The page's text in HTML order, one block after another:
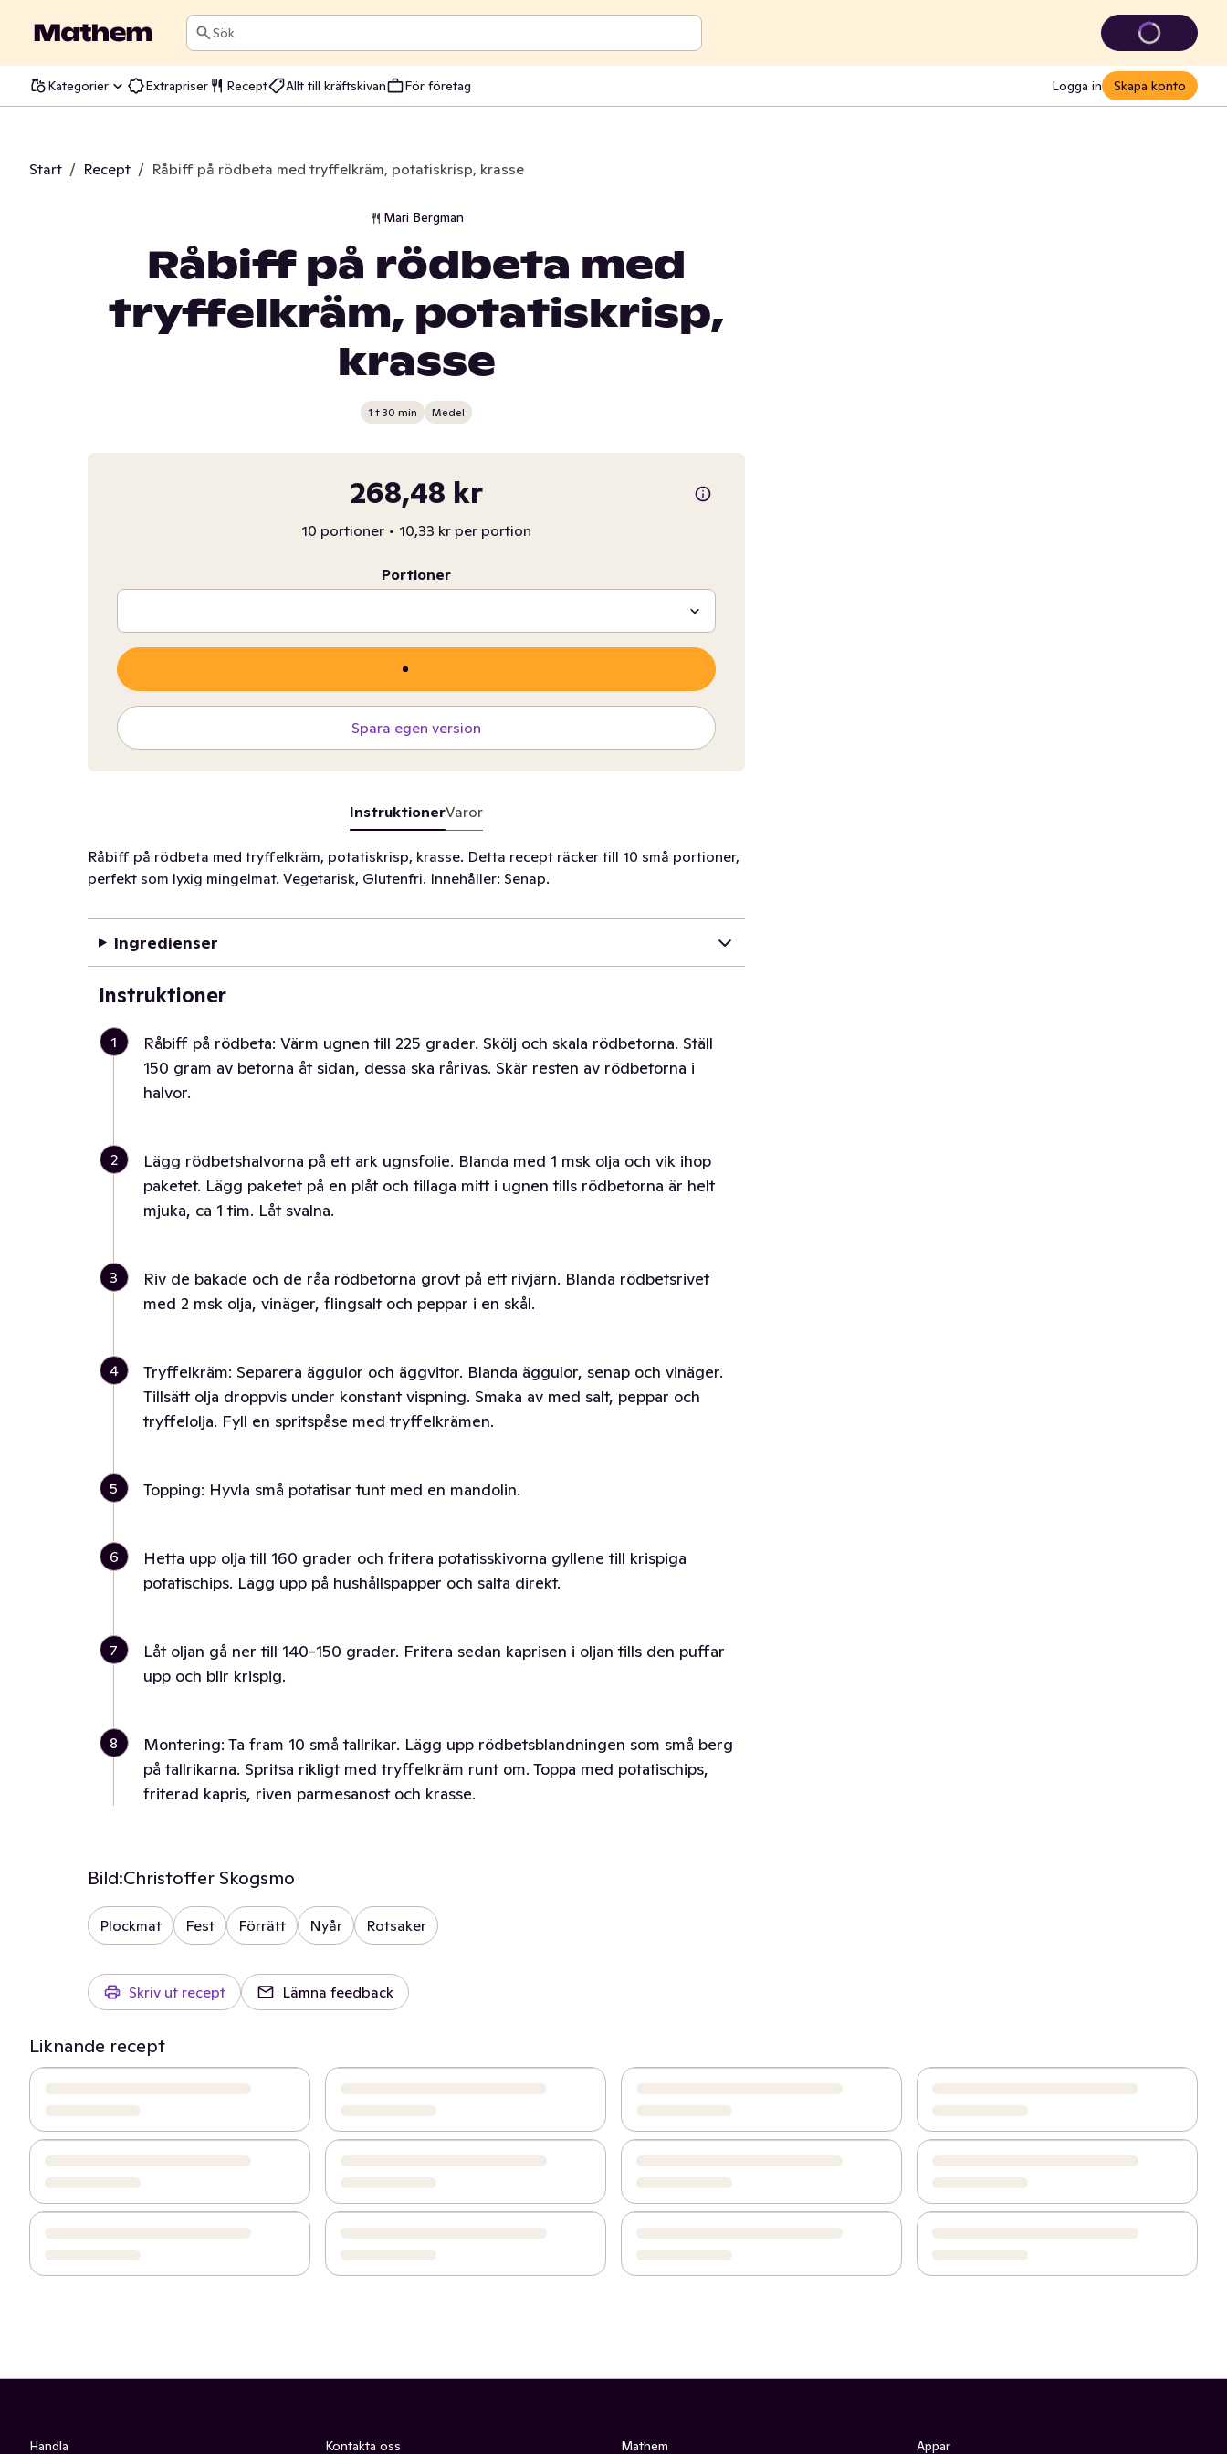
Sök
Kategorier Extrapriser Recept Allt till kräftskivan För företag Logga in Skapa konto
Start / Recept / Råbiff på rödbeta med tryffelkräm, potatiskrisp, krasse
Mari Bergman
Råbiff på rödbeta med
tryffelkräm, potatiskrisp,
krasse
1 t 30 min Medel
268,48 kr
10 portioner • 10,33 kr per portion
Portioner
Spara egen version
InstruktionerVaror
Råbiff på rödbeta med tryffelkräm, potatiskrisp, krasse. Detta recept räcker till 10 små portioner,
perfekt som lyxig mingelmat. Vegetarisk, Glutenfri. Innehåller: Senap.
Ingredienser
Instruktioner
1
Råbiff på rödbeta: Värm ugnen till 225 grader. Skölj och skala rödbetorna. Ställ
150 gram av betorna åt sidan, dessa ska rårivas. Skär resten av rödbetorna i
halvor.
2
Lägg rödbetshalvorna på ett ark ugnsfolie. Blanda med 1 msk olja och vik ihop
paketet. Lägg paketet på en plåt och tillaga mitt i ugnen tills rödbetorna är helt
mjuka, ca 1 tim. Låt svalna.
3
Riv de bakade och de råa rödbetorna grovt på ett rivjärn. Blanda rödbetsrivet
med 2 msk olja, vinäger, flingsalt och peppar i en skål.
4
Tryffelkräm: Separera äggulor och äggvitor. Blanda äggulor, senap och vinäger.
Tillsätt olja droppvis under konstant vispning. Smaka av med salt, peppar och
tryffelolja. Fyll en spritspåse med tryffelkrämen.
5 Topping: Hyvla små potatisar tunt med en mandolin.
6
Hetta upp olja till 160 grader och fritera potatisskivorna gyllene till krispiga
potatischips. Lägg upp på hushållspapper och salta direkt.
7
Låt oljan gå ner till 140-150 grader. Fritera sedan kaprisen i oljan tills den puffar
upp och blir krispig.
8
Montering: Ta fram 10 små tallrikar. Lägg upp rödbetsblandningen som små berg
på tallrikarna. Spritsa rikligt med tryffelkräm runt om. Toppa med potatischips,
friterad kapris, riven parmesanost och krasse.
Bild:Christoffer Skogsmo
Plockmat Fest Förrätt Nyår Rotsaker
Skriv ut recept Lämna feedback
Liknande recept
Handla Kontakta oss Mathem Appar